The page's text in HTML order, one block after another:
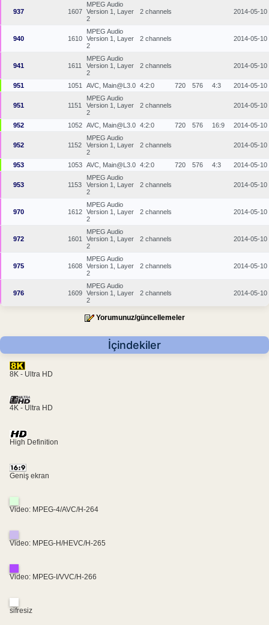
937 1607
MPEG Audio
Version 1, Layer
2
2 channels 2014-05-10
940 1610
MPEG Audio
Version 1, Layer
2
2 channels 2014-05-10
941 1611
MPEG Audio
Version 1, Layer
2
2 channels 2014-05-10
951 1051 AVC, Main@L3.0 4:2:0 720 576 4:3 2014-05-10
951 1151
MPEG Audio
Version 1, Layer
2
2 channels 2014-05-10
952 1052 AVC, Main@L3.0 4:2:0 720 576 16:9 2014-05-10
952 1152
MPEG Audio
Version 1, Layer
2
2 channels 2014-05-10
953 1053 AVC, Main@L3.0 4:2:0 720 576 4:3 2014-05-10
953 1153
MPEG Audio
Version 1, Layer
2
2 channels 2014-05-10
970 1612
MPEG Audio
Version 1, Layer
2
2 channels 2014-05-10
972 1601
MPEG Audio
Version 1, Layer
2
2 channels 2014-05-10
975 1608
MPEG Audio
Version 1, Layer
2
2 channels 2014-05-10
976 1609
MPEG Audio
Version 1, Layer
2
2 channels 2014-05-10
Yorumunuz/güncellemeler
İçindekiler
8K - Ultra HD
4K - Ultra HD
High Definition
Geniş ekran
Video: MPEG-4/AVC/H-264
Video: MPEG-H/HEVC/H-265
Video: MPEG-I/VVC/H-266
sifresiz